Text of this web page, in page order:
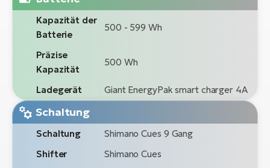
Kapazität der
Batterie
500 - 599 Wh
Präzise
Kapazität
500 Wh
Ladegerät Giant EnergyPak smart charger 4A
Schaltung
Schaltung
Shimano Cues 9 Gang
Shifter
Shimano Cues